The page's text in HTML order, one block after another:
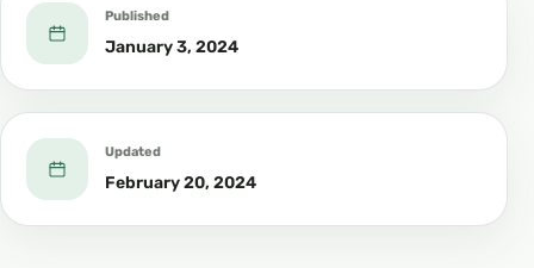
Published
January 3, 2024
Updated
February 20, 2024